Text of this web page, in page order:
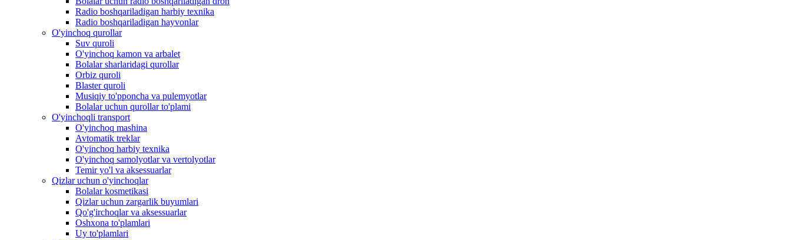
Radio boshqariladigan harbiy texnika
Radio boshqariladigan hayvonlar
O'yinchoq qurollar
Suv quroli
O'yinchoq kamon va arbalet
Bolalar sharlaridagi qurollar
Orbiz quroli
Blaster quroli
Musiqiy to'pponcha va pulemyotlar
Bolalar uchun qurollar to'plami
O'yinchoqli transport
O'yinchoq mashina
Avtomatik treklar
O'yinchoq harbiy texnika
O'yinchoq samolyotlar va vertolyotlar
Temir yo'l va aksessuarlar
Qizlar uchun o'yinchoqlar
Bolalar kosmetikasi
Qizlar uchun zargarlik buyumlari
Qo'g'irchoqlar va aksessuarlar
Oshxona to'plamlari
Uy to'plamlari